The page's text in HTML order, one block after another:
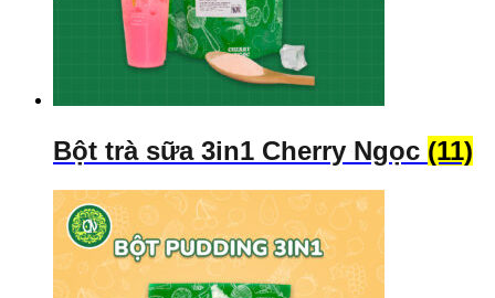
Bột trà sữa 3in1 Cherry Ngọc (11)